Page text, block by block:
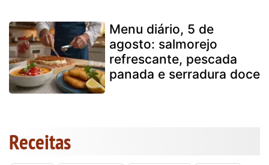
Menu diário, 5 de
agosto: salmorejo
refrescante, pescada
panada e serradura doce
Receitas